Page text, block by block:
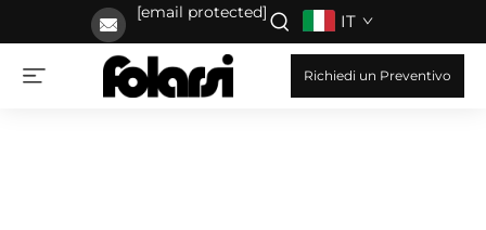
[email protected] IT
Richiedi un Preventivo